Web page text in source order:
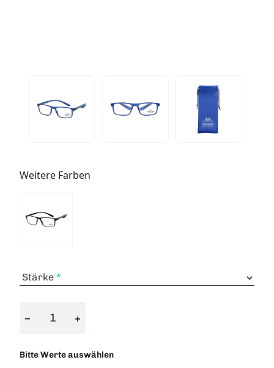
Weitere Farben
Stärke
− +
Bitte Werte auswählen